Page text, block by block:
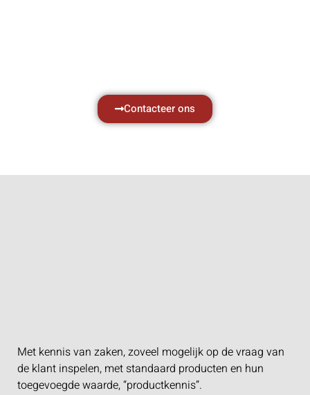
Contacteer ons
Met kennis van zaken, zoveel mogelijk op de vraag van
de klant inspelen, met standaard producten en hun
toegevoegde waarde, “productkennis”.